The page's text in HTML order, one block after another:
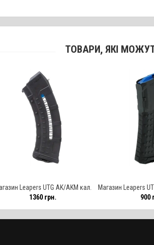
ТОВАРИ, ЯКІ
Leapers UTG AK/AKM кал.
7,62х39 / 30 патронів
1360 грн.
Магазин Leapers
Rem. Ємність
900